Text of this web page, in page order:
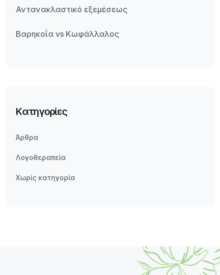
Αντανακλαστικό εξεμέσεως
Βαρηκοΐα vs Κωφάλλαλος
Kατηγορίες
Άρθρα
Λογοθεραπεία
Χωρίς κατηγορία